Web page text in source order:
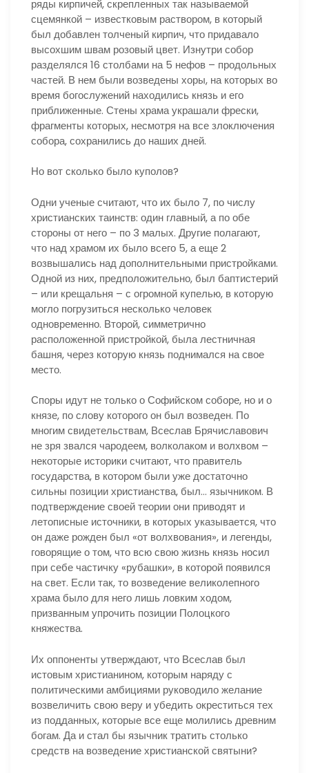
ряды кирпичей, скрепленных так называемой
сцемянкой – известковым раствором, в который
был добавлен толченый кирпич, что придавало
высохшим швам розовый цвет. Изнутри собор
разделялся 16 столбами на 5 нефов – продольных
частей. В нем были возведены хоры, на которых во
время богослужений находились князь и его
приближенные. Стены храма украшали фрески,
фрагменты которых, несмотря на все злоключения
собора, сохранились до наших дней.
Но вот сколько было куполов?
Одни ученые считают, что их было 7, по числу
христианских таинств: один главный, а по обе
стороны от него – по 3 малых. Другие полагают,
что над храмом их было всего 5, а еще 2
возвышались над дополнительными пристройками.
Одной из них, предположительно, был баптистерий
– или крещальня – с огромной купелью, в которую
могло погрузиться несколько человек
одновременно. Второй, симметрично
расположенной пристройкой, была лестничная
башня, через которую князь поднимался на свое
место.
Споры идут не только о Софийском соборе, но и о
князе, по слову которого он был возведен. По
многим свидетельствам, Всеслав Брячиславович
не зря звался чародеем, волколаком и волхвом –
некоторые историки считают, что правитель
государства, в котором были уже достаточно
сильны позиции христианства, был… язычником. В
подтверждение своей теории они приводят и
летописные источники, в которых указывается, что
он даже рожден был «от волхвования», и легенды,
говорящие о том, что всю свою жизнь князь носил
при себе частичку «рубашки», в которой появился
на свет. Если так, то возведение великолепного
храма было для него лишь ловким ходом,
призванным упрочить позиции Полоцкого
княжества.
Их оппоненты утверждают, что Всеслав был
истовым христианином, которым наряду с
политическими амбициями руководило желание
возвеличить свою веру и убедить окреститься тех
из подданных, которые все еще молились древним
богам. Да и стал бы язычник тратить столько
средств на возведение христианской святыни?